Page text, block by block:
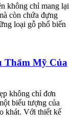
không chỉ mang lại
còn chứa đựng
loại gỗ phổ biến
Thẩm Mỹ Của
không chỉ đơn
biểu tượng của
khát. Với thiết kế